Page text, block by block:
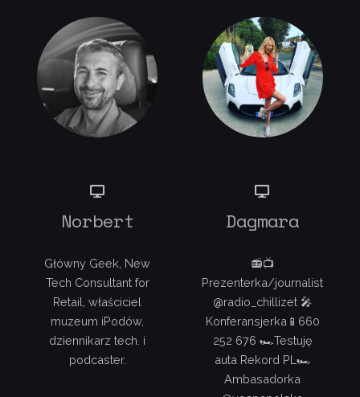
Norbert
Główny Geek, New
Tech Consultant for
Retail, właściciel
muzeum iPodów,
dziennikarz tech. i
podcaster.
Dagmara
📻📺
Prezenterka/journalist
@radio_chillizet 🎤
Konferansjerka📱660
252 676 🏎Testuję
auta Rekord PL🏎
Ambasadorka